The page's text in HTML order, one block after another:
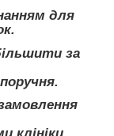
для
за